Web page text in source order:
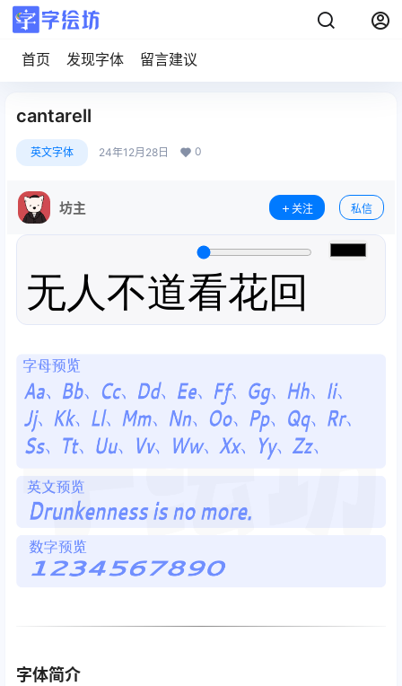
首页 发现字体 留言建议
cantarell
英文字体 24年12月28日 0
坊主 关注 私信
无人不道看花回
字体简介